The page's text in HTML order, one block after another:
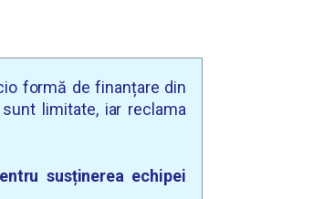
formă de finanțare din
limitate, iar reclama
susținerea echipei